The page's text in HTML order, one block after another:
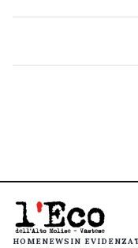
HOMENEWS IN EVIDENZA